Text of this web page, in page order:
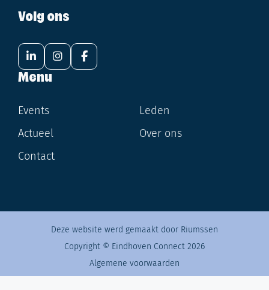
Menu
Events
Leden
Actueel
Over ons
Contact
Volg ons
Deze website werd gemaakt door Riumssen
Copyright © Eindhoven Connect 2026
Algemene voorwaarden